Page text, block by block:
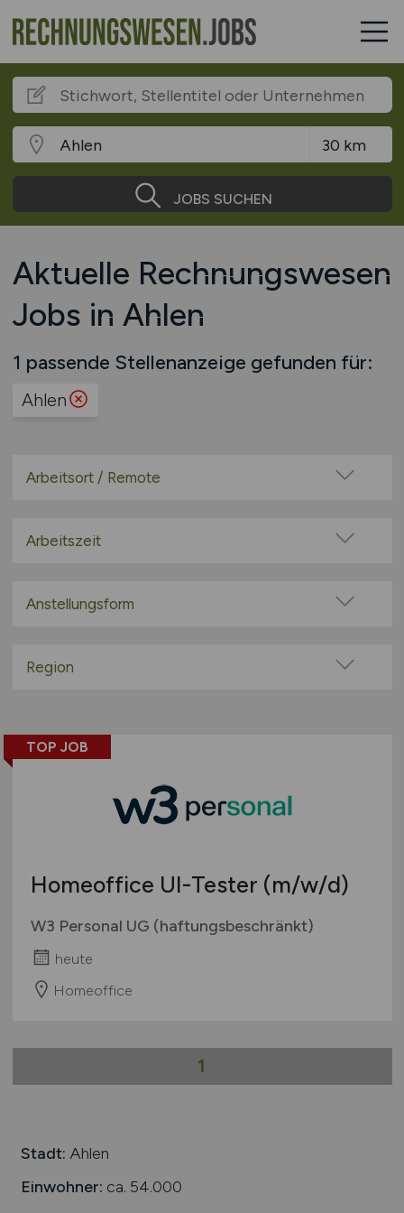
JOBS SUCHEN
Aktuelle Rechnungswesen
Jobs in Ahlen
1 passende Stellenanzeige gefunden für:
Ahlen
Arbeitsort / Remote
Home-Office möglich / Hybrid
Remote aus dem Ausland möglich
Arbeitszeit
Teilzeit
Anstellungsform
befristete Anstellung
Projektarbeit / Freelancer
geringfügige Beschäftigung / Minijob
Berufseinstieg / Trainee
Studentenjobs / Werkstudenten
Praktikum
Region
Berlin
Mecklenburg-Vorpommern
Nordrhein-Westfalen
Rheinland-Pfalz
Saarland
Österreich
TOP JOB
Homeoffice UI-Tester (m/w/d)
W3 Personal UG (haftungsbeschränkt)
heute
Homeoffice
1
Stadt: Ahlen
Einwohner: ca. 54.000